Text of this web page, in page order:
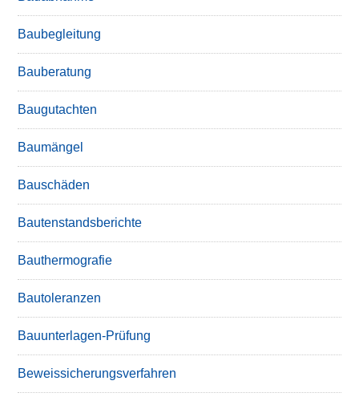
Baubegleitung
Bauberatung
Baugutachten
Baumängel
Bauschäden
Bautenstandsberichte
Bauthermografie
Bautoleranzen
Bauunterlagen-Prüfung
Beweissicherungsverfahren